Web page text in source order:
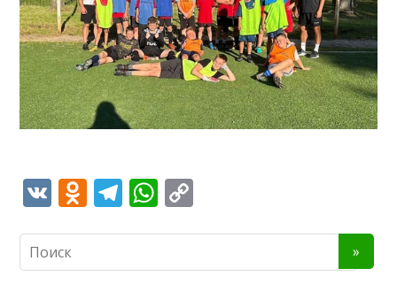
V O T W